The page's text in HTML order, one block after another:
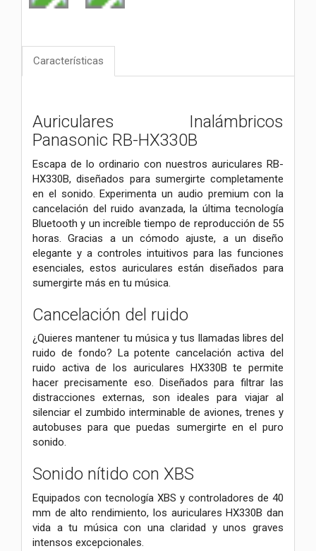
Características
Auriculares Inalámbricos
Panasonic RB-HX330B
Escapa de lo ordinario con nuestros auriculares RB-
HX330B, diseñados para sumergirte completamente
en el sonido. Experimenta un audio premium con la
cancelación del ruido avanzada, la última tecnología
Bluetooth y un increíble tiempo de reproducción de 55
horas. Gracias a un cómodo ajuste, a un diseño
elegante y a controles intuitivos para las funciones
esenciales, estos auriculares están diseñados para
sumergirte más en tu música.
Cancelación del ruido
¿Quieres mantener tu música y tus llamadas libres del
ruido de fondo? La potente cancelación activa del
ruido activa de los auriculares HX330B te permite
hacer precisamente eso. Diseñados para filtrar las
distracciones externas, son ideales para viajar al
silenciar el zumbido interminable de aviones, trenes y
autobuses para que puedas sumergirte en el puro
sonido.
Sonido nítido con XBS
Equipados con tecnología XBS y controladores de 40
mm de alto rendimiento, los auriculares HX330B dan
vida a tu música con una claridad y unos graves
intensos excepcionales.